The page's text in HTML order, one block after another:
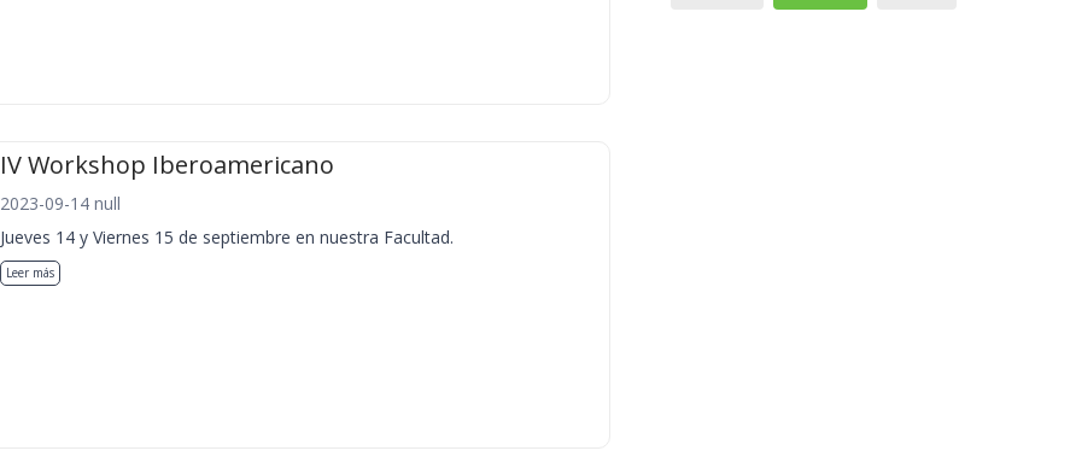
IV Workshop Iberoamericano
2023-09-14 null
Jueves 14 y Viernes 15 de septiembre en nuestra Facultad.
Leer más